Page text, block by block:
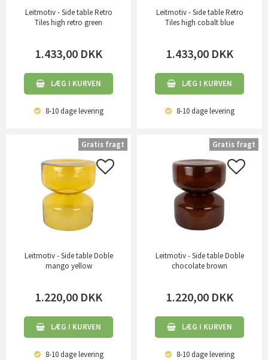
Leitmotiv - Side table Retro
Tiles high retro green
1.433,00 DKK
LÆG I KURVEN
8-10 dagelevering
Leitmotiv - Side table Retro
Tiles high cobalt blue
1.433,00 DKK
LÆG I KURVEN
8-10 dagelevering
Leitmotiv - Side table Doble
mango yellow
1.220,00 DKK
LÆG I KURVEN
8-10 dagelevering
Gratis fragt
Leitmotiv - Side table Doble
chocolate brown
1.220,00 DKK
LÆG I KURVEN
8-10 dagelevering
Gratis fragt